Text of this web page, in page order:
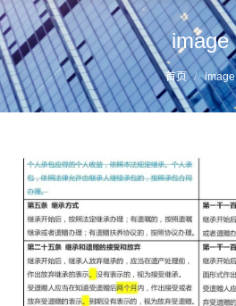
image
您的位置： 首页 image